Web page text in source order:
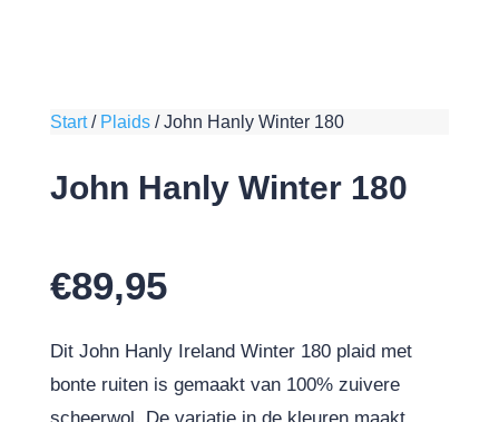
Start/ Plaids/John Hanly Winter 180
John Hanly Winter 180
€89,95
Dit John Hanly Ireland Winter 180 plaid met
bonte ruiten is gemaakt van 100% zuivere